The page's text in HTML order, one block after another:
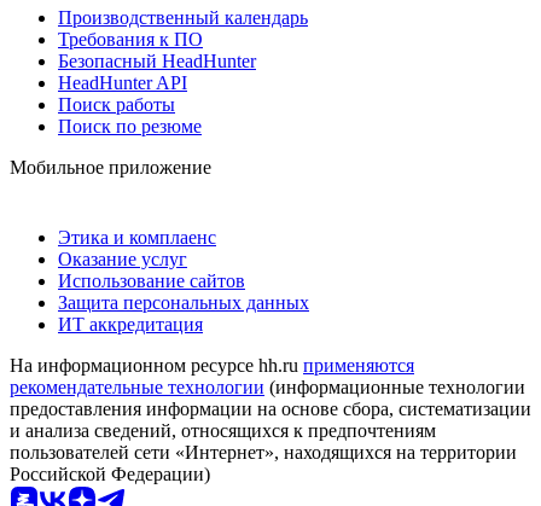
Производственный календарь
Требования к ПО
Безопасный HeadHunter
HeadHunter API
Поиск работы
Поиск по резюме
Мобильное приложение
Этика и комплаенс
Оказание услуг
Использование сайтов
Защита персональных данных
ИТ аккредитация
На информационном ресурсе hh.ru применяются
рекомендательные технологии (информационные технологии
предоставления информации на основе сбора, систематизации
и анализа сведений, относящихся к предпочтениям
пользователей сети «Интернет», находящихся на территории
Российской Федерации)